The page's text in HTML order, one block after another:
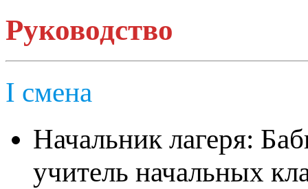
Руководство
I смена
Начальник лагеря:
учитель начальных